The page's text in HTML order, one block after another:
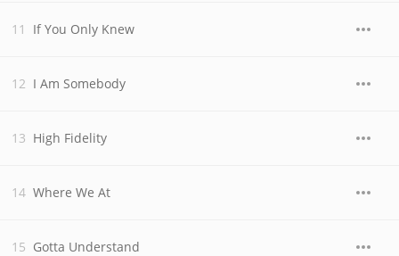
If You Only Knew
I Am Somebody
High Fidelity
Where We At
Gotta Understand